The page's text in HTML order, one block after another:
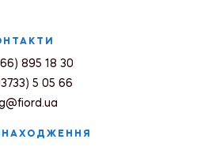
895 18 30
5 05 66